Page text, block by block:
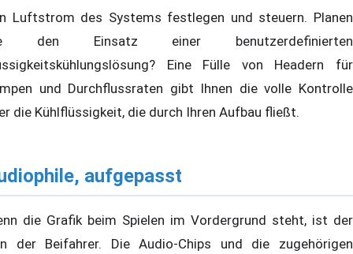
Luftstrom des Systems festlegen und steuern. Planen
den Einsatz einer benutzerdefinierten
Eine Fülle von Headern für
und Durchflussraten gibt Ihnen die volle Kontrolle
die Kühlflüssigkeit, die durch Ihren Aufbau fließt.
aufgepasst
die Grafik beim Spielen im Vordergrund steht, ist der
der Beifahrer. Die Audio-Chips und die zugehörigen